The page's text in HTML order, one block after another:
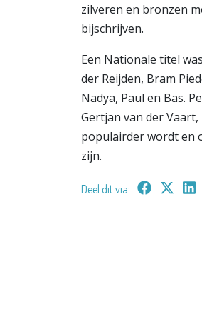
zilveren en bronzen
bijschrijven.
Een Nationale titel
der Reijden, Bram
Nadya, Paul en Bas.
Gertjan van der
populairder wordt en
zijn.
Deel dit via: